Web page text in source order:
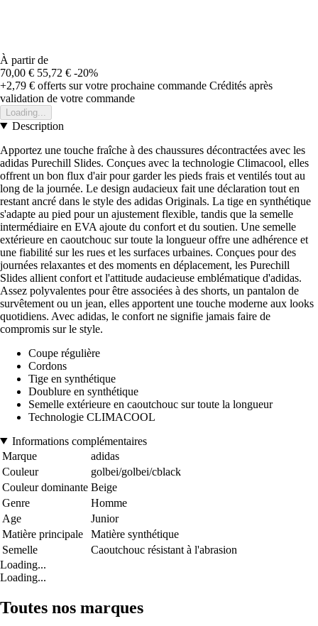
À partir de
70,00 € 55,72 € -20%
+2,79 € offerts sur votre prochaine commande Crédités après
validation de votre commande
Loading...
Description
Apportez une touche fraîche à des chaussures décontractées avec les
adidas Purechill Slides. Conçues avec la technologie Climacool, elles
offrent un bon flux d'air pour garder les pieds frais et ventilés tout au
long de la journée. Le design audacieux fait une déclaration tout en
restant ancré dans le style des adidas Originals. La tige en synthétique
s'adapte au pied pour un ajustement flexible, tandis que la semelle
intermédiaire en EVA ajoute du confort et du soutien. Une semelle
extérieure en caoutchouc sur toute la longueur offre une adhérence et
une fiabilité sur les rues et les surfaces urbaines. Conçues pour des
journées relaxantes et des moments en déplacement, les Purechill
Slides allient confort et l'attitude audacieuse emblématique d'adidas.
Assez polyvalentes pour être associées à des shorts, un pantalon de
survêtement ou un jean, elles apportent une touche moderne aux looks
quotidiens. Avec adidas, le confort ne signifie jamais faire de
compromis sur le style.
Coupe régulière
Cordons
Tige en synthétique
Doublure en synthétique
Semelle extérieure en caoutchouc sur toute la longueur
Technologie CLIMACOOL
Informations complémentaires
Marque
adidas
Couleur
golbei/golbei/cblack
Couleur dominante Beige
Genre
Homme
Age
Junior
Matière principale
Matière synthétique
Semelle
Caoutchouc résistant à l'abrasion
Loading...
Loading...
Toutes nos marques